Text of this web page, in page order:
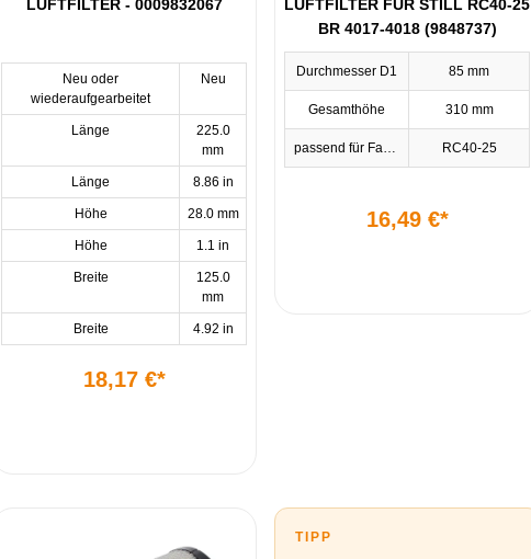
LUFTFILTER - 0009832067
Neu oder
wiederaufgearbeitet
Neu
Länge
225.0
mm
Länge 8.86 in
Höhe 28.0 mm
Höhe 1.1 in
Breite
125.0
mm
Breite 4.92 in
18,17 €*
LUFTFILTER FÜR STILL RC40-25
BR 4017-4018 (9848737)
Durchmesser D1 85 mm
Gesamthöhe 310 mm
RC40-25
16,49 €*
TIPP